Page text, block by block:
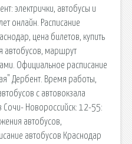
электрички, автобусы и
онлайн. Расписание
цена билетов, купить
автобусов, маршрут
Официальное расписание
Дербент. Время работы,
с автовокзала
Сочи- Новороссийск: 12-55:
автобусов,
автобусов Краснодар